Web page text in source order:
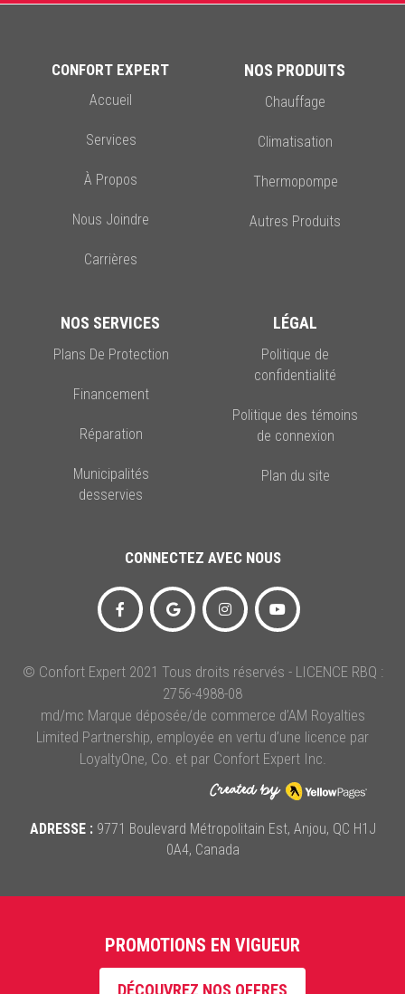
CONFORT EXPERT
Accueil
Services
À Propos
Nous Joindre
Carrières
NOS PRODUITS
Chauffage
Climatisation
Thermopompe
Autres Produits
NOS SERVICES
Plans De Protection
Financement
Réparation
Municipalités
desservies
LÉGAL
Politique de
confidentialité
Politique des témoins
de connexion
Plan du site
CONNECTEZ AVEC NOUS
© Confort Expert 2021 Tous droits réservés - LICENCE RBQ :
2756-4988-08
md/mc Marque déposée/de commerce d’AM Royalties
Limited Partnership, employée en vertu d’une licence par
LoyaltyOne, Co. et par Confort Expert Inc.
ADRESSE :9771 Boulevard Métropolitain Est, Anjou, QC H1J
0A4, Canada
PROMOTIONS EN VIGUEUR
DÉCOUVREZ NOS OFFRES